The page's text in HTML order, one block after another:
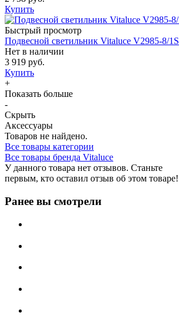
Купить
Быстрый просмотр
Подвесной светильник Vitaluce V2985-8/1S
Нет в наличии
3 919 руб.
Купить
+
Показать больше
-
Скрыть
Аксессуары
Товаров не найдено.
Все товары категории
Все товары бренда Vitaluce
У данного товара нет отзывов. Станьте
первым, кто оставил отзыв об этом товаре!
Ранее вы смотрели